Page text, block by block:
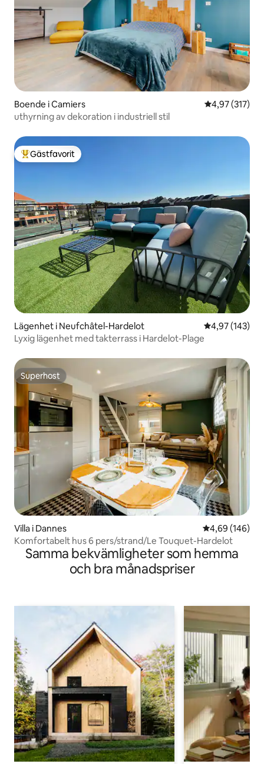
Boende i Camiers 4,97 av 5 i
4,97 (317)
uthyrning av dekoration i industriell stil
Populär gästfavorit
Gästfavorit
Lägenhet i Neufchâtel-Hardelot 4,97 av 5 i
4,97 (143)
Lyxig lägenhet med takterrass i Hardelot-Plage
Superhost
Superhost
Villa i Dannes 4,69 av 5 i
4,69 (146)
Komfortabelt hus 6 pers/strand/Le Touquet-Hardelot
Samma bekvämligheter som hemma
och bra månadspriser